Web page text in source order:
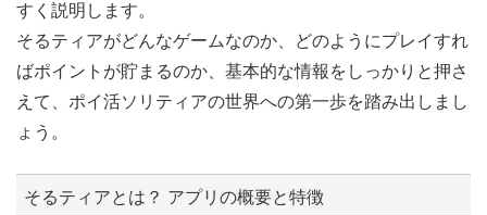
すく説明します。
そるティアがどんなゲームなのか、どのようにプレイすれ
ばポイントが貯まるのか、基本的な情報をしっかりと押さ
えて、ポイ活ソリティアの世界への第一歩を踏み出しまし
ょう。
そるティアとは？ アプリの概要と特徴